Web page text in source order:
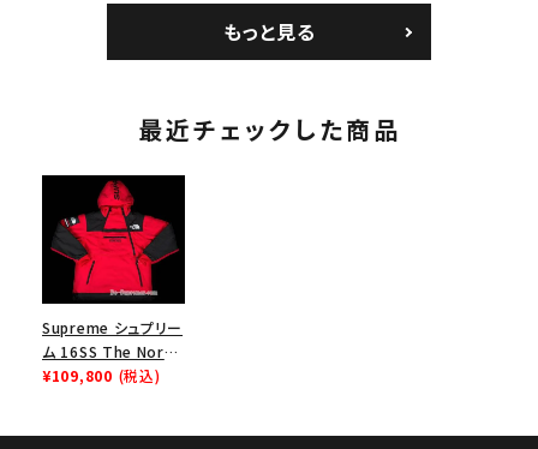
もっと見る
最近チェックした商品
Supreme シュプリー
ム 16SS The North
Face Steep Tech
¥109,800 (税込)